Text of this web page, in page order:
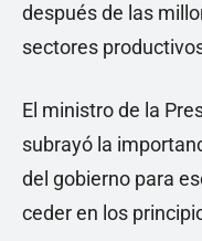
después de las
sectores
El ministro de la
subrayó la
del gobierno para
ceder en los